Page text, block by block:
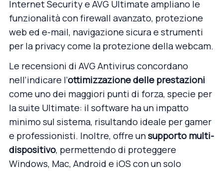
Internet Security e AVG Ultimate ampliano le
funzionalità con firewall avanzato, protezione
web ed e-mail, navigazione sicura e strumenti
per la privacy come la protezione della webcam.
Le recensioni di AVG Antivirus concordano
nell’indicare l’ottimizzazione delle prestazioni
come uno dei maggiori punti di forza, specie per
la suite Ultimate: il software ha un impatto
minimo sul sistema, risultando ideale per gamer
e professionisti. Inoltre, offre unsupporto multi-
dispositivo, permettendo di proteggere
Windows, Mac, Android e iOS con un solo